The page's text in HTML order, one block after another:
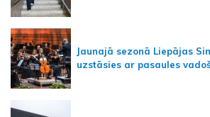
Jaunajā sezonā Liepājas
uzstāsies ar pasaules